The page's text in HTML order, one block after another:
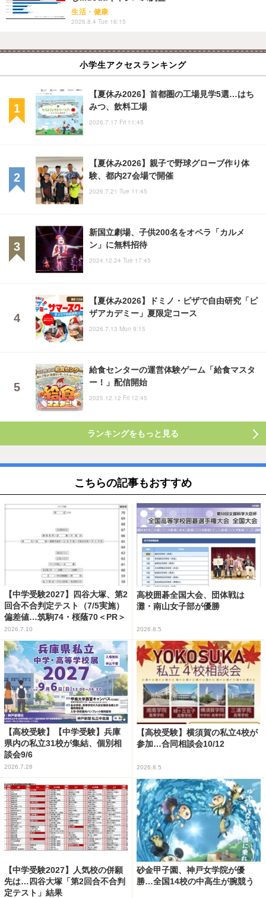
生活・健康
2026.8.4 Tue 16:15
小学生アクセスランキング
【夏休み2026】首都圏の工場見学5選…はち
みつ、飲料工場
2026.7.17 Fri 11:45
【夏休み2026】親子で野球グローブ作り体
験、都内27会場で開催
2026.7.21 Tue 11:45
新国立劇場、子供200名をオペラ「カルメ
ン」に無料招待
2024.12.24 Tue 17:45
【夏休み2026】ドミノ・ピザで自由研究「ピ
ザアカデミー」夏限定コース
2026.7.13 Mon 9:15
給食センターの運営体験ゲーム「給食マスタ
ー！」配信開始
2025.12.12 Fri 12:45
ランキングをもっと見る
こちらの記事もおすすめ
【中学受験2027】四谷大塚、第2
回合不合判定テスト（7/5実施）
偏差値…筑駒74・桜蔭70＜PR＞
2026.7.10
高校囲碁全国大会、団体戦は
灘・南山女子部が優勝
2026.8.5
【高校受験】【中学受験】兵庫
県内の私立31校が集結、個別相
談会9/6
2026.7.28
【高校受験】横須賀の私立4校が
参加…合同相談会10/12
2026.8.5
【中学受験2027】人気校の併願
先は…四谷大塚「第2回合不合判
定テスト」結果
砂金甲子園、神戸女学院が優
勝…全国14校の中高生が腕競う